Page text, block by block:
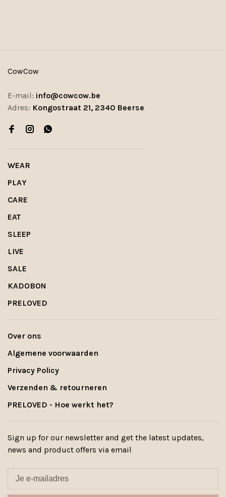
CowCow
E-mail: info@cowcow.be
Adres: Kongostraat 21, 2340 Beerse
WEAR
PLAY
CARE
EAT
SLEEP
LIVE
SALE
KADOBON
PRELOVED
Over ons
Algemene voorwaarden
Privacy Policy
Verzenden & retourneren
PRELOVED - Hoe werkt het?
Sign up for our newsletter and get the latest updates,
news and product offers via email